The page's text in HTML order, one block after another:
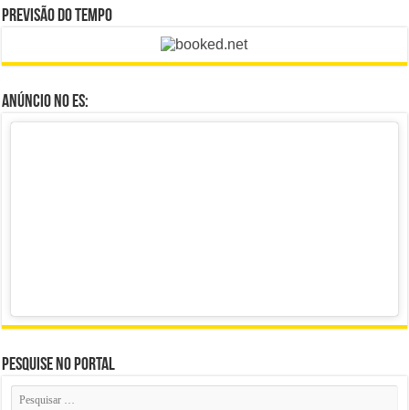
Previsão do Tempo
Anúncio no ES:
Pesquise no portal